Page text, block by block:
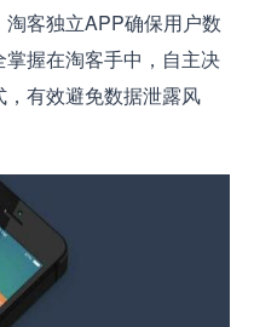
客独立APP确保用户数
握在淘客手中，自主决
有效避免数据泄露风